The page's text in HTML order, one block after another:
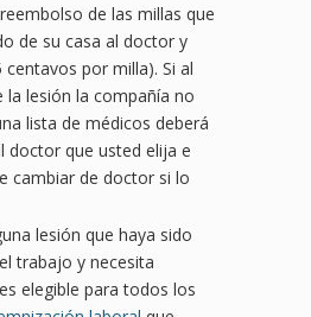
de las millas que
de su casa al doctor y
centavos por milla). Si al
lesión la compañía no
lista de médicos deberá
doctor que usted elija e
cambiar de doctor si lo
lesión que haya sido
trabajo y necesita
elegible para todos los